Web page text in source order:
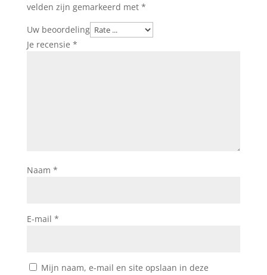
velden zijn gemarkeerd met *
Uw beoordeling
Je recensie *
Naam *
E-mail *
Mijn naam, e-mail en site opslaan in deze